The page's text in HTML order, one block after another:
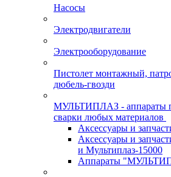
Насосы
Электродвигатели
Электрооборудование
Пистолет монтажный,
дюбель-гвозди
МУЛЬТИПЛАЗ - аппараты
сварки любых материалов
Аксессуары и
Аксессуары и
и Мультиплаз-15000
Аппараты